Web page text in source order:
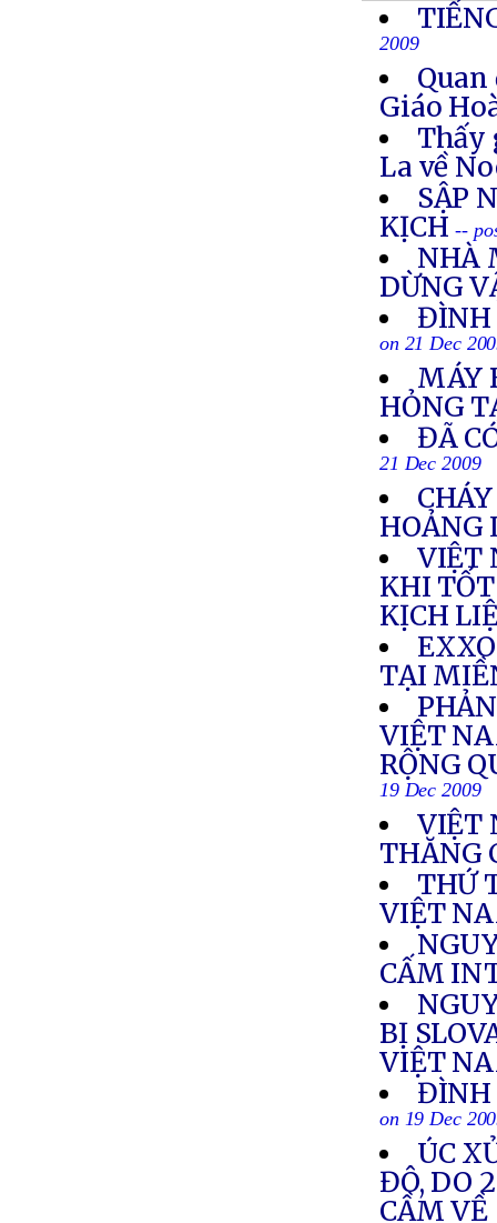
2009
Giáo
Thấy
La về
SẬP
KỊCH --
NHÀ
DỪNG
ĐÌNH
on 21 Dec
MÁY
HỎNG
ĐÃ
21 Dec 2009
HOẢNG
VIỆT
KHI
KỊCH
TẠI
VIỆT
RỘNG
19 Dec 2009
VIỆT
THĂNG
THỨ
VIỆT
CẤM
BỊ
VIỆT
ĐÌNH
on 19 Dec
ÚC
ĐÔ, DO
CẦM VỀ